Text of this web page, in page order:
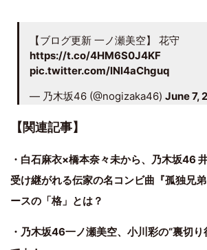
【ブログ更新 一ノ瀬美空】 花守
https://t.co/4HM6S0J4KF
pic.twitter.com/lNl4aChguq
— 乃木坂46 (@nogizaka46) June 7,
【関連記事】
・白石麻衣×橋本奈々未から、乃木坂46
受け継がれる伝家の名コンビ曲『孤独兄
ースの「格」とは？
・乃木坂46一ノ瀬美空、小川彩の“裏切